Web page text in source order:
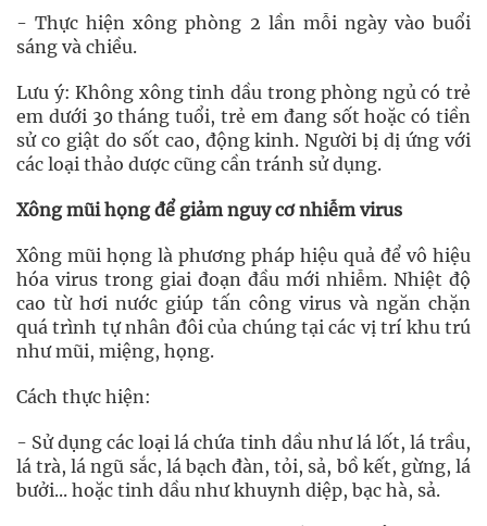
- Thực hiện xông phòng 2 lần mỗi ngày vào buổi
sáng và chiều.
Lưu ý: Không xông tinh dầu trong phòng ngủ có trẻ
em dưới 30 tháng tuổi, trẻ em đang sốt hoặc có tiền
sử co giật do sốt cao, động kinh. Người bị dị ứng với
các loại thảo dược cũng cần tránh sử dụng.
Xông mũi họng để giảm nguy cơ nhiễm virus
Xông mũi họng là phương pháp hiệu quả để vô hiệu
hóa virus trong giai đoạn đầu mới nhiễm. Nhiệt độ
cao từ hơi nước giúp tấn công virus và ngăn chặn
quá trình tự nhân đôi của chúng tại các vị trí khu trú
như mũi, miệng, họng.
Cách thực hiện:
- Sử dụng các loại lá chứa tinh dầu như lá lốt, lá trầu,
lá trà, lá ngũ sắc, lá bạch đàn, tỏi, sả, bồ kết, gừng, lá
bưởi... hoặc tinh dầu như khuynh diệp, bạc hà, sả.